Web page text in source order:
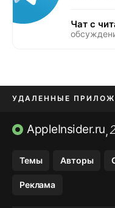
Чат с
УДАЛЕННЫЕ
ПРИЛОЖЕНИЯ БЕЗ APP
AppleInsider.ru,
Темы Авторы
Реклама